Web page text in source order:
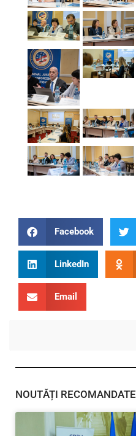
Facebook
LinkedIn
Email
NOUTĂȚI RECOMANDATE